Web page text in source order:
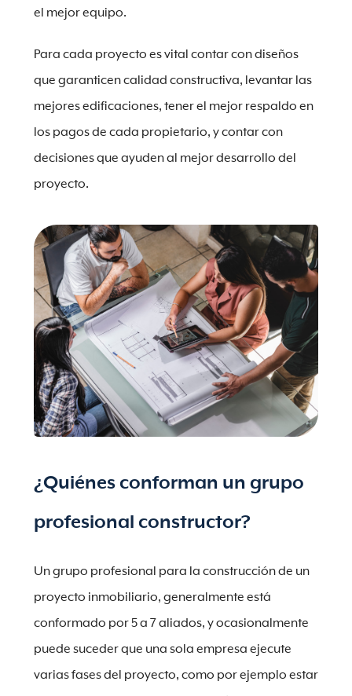
el mejor equipo.
Para cada proyecto es vital contar con diseños
que garanticen calidad constructiva, levantar las
mejores edificaciones, tener el mejor respaldo en
los pagos de cada propietario, y contar con
decisiones que ayuden al mejor desarrollo del
proyecto.
¿Quiénes conforman un grupo
profesional constructor?
Un grupo profesional para la construcción de un
proyecto inmobiliario, generalmente está
conformado por 5 a 7 aliados, y ocasionalmente
puede suceder que una sola empresa ejecute
varias fases del proyecto, como por ejemplo estar